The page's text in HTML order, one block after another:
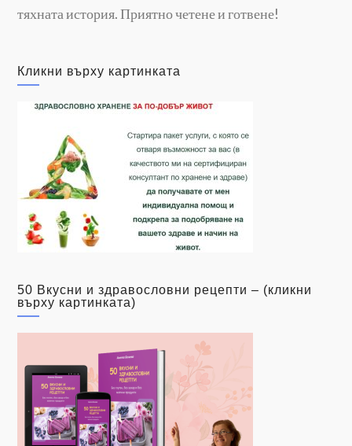
тяхната история. Приятно четене и готвене!
Кликни върху картинката
50 Вкусни и здравословни рецепти – (кликни
върху картинката)